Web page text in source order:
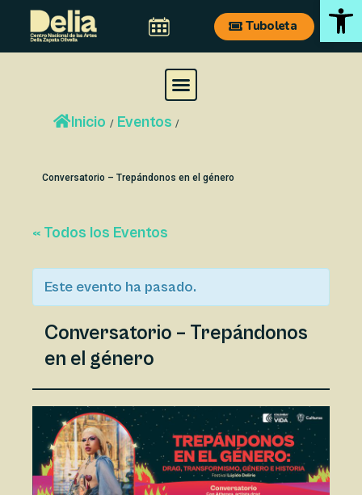
contenido
Tuboleta
M
e
Inicio / Eventos /
Conversatorio – Trepándonos en el género
« Todos los Eventos
Este evento ha pasado.
Conversatorio – Trepándonos
en el género
Navegación
de
entradas